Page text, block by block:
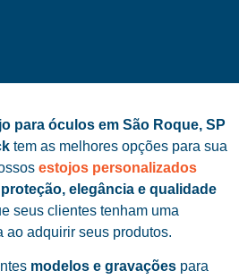
para óculos em São Roque, SP
tem as melhores opções para sua
estojos personalizados
proteção, elegância e qualidade
seus clientes tenham uma
adquirir seus produtos.
modelos e gravações para